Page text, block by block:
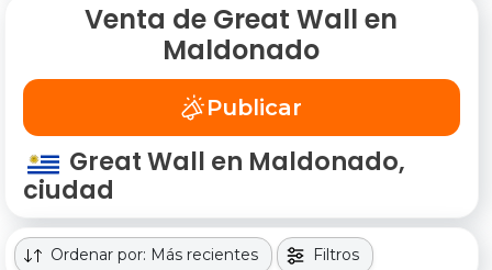
Venta de Great Wall en
Maldonado
Publicar
Great Wall en Maldonado,
ciudad
Ordenar por: Más recientes Filtros